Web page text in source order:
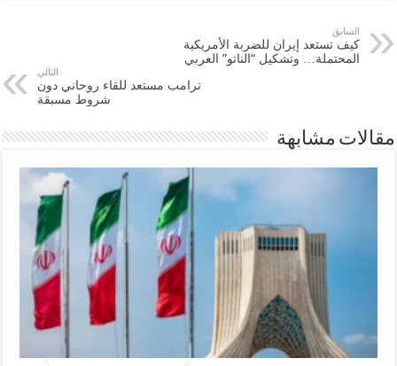
السابق
كيف تستعد إيران للضربة الأمريكية
المحتملة… وتشكيل “الناتو” العربي
التالي
ترامب مستعد للقاء روحاني دون
شروط مسبقة
مقالات مشابهة